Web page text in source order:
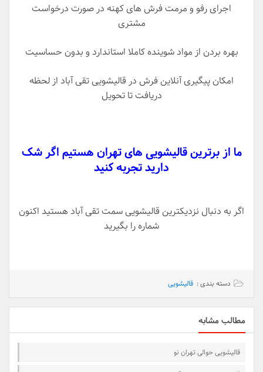
اجرای رفو و مرمت فرش های کهنه در صورت درخواست
مشتری
بهره بردن از مواد شوینده کاملا استاندارد و بدون حساسیت
امکان پیگیری آنلاین فرش در قالیشویی تقی آباد از لحظه
دریافت تا تحویل
ما از برترین قالیشویی های تهران هستیم اگر شک
دارید تجربه کنید
اگر به دنبال نزدیکترین قالیشویی سمت تقی آباد هستید اکنون
شماره را بگیرید
دسته بندی : قالیشویی
مطالب مشابه
قالیشویی حوالی تهران نو